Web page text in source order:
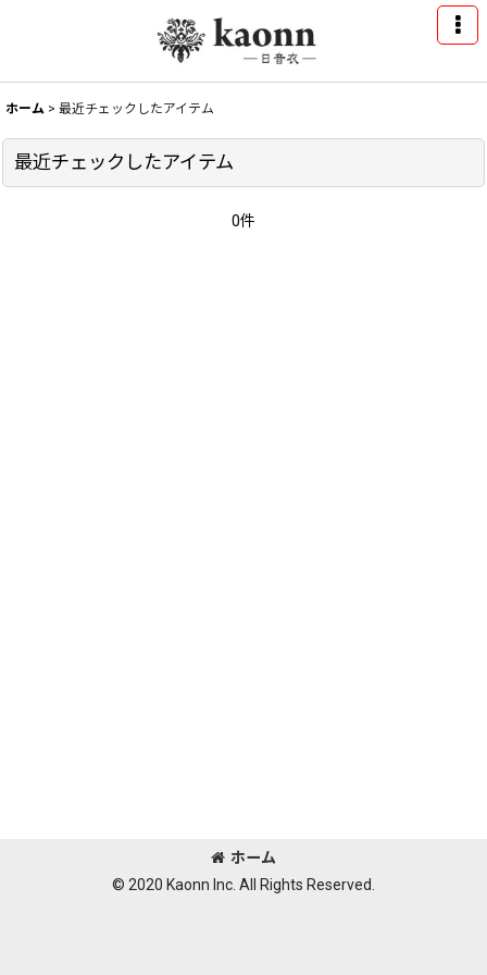
ホーム > 最近チェックしたアイテム
最近チェックしたアイテム
0件
ホーム
© 2020 Kaonn Inc. All Rights Reserved.